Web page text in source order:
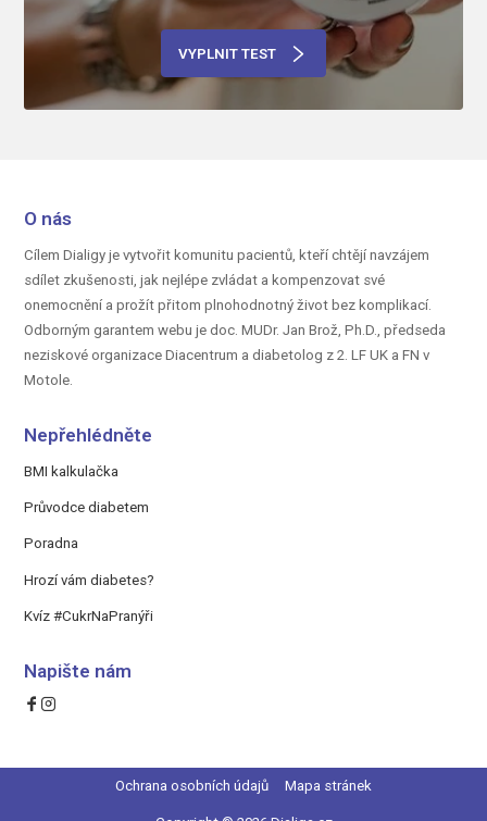
VYPLNIT TEST
O nás
Cílem Dialigy je vytvořit komunitu pacientů, kteří chtějí navzájem
sdílet zkušenosti, jak nejlépe zvládat a kompenzovat své
onemocnění a prožít přitom plnohodnotný život bez komplikací.
Odborným garantem webu je doc. MUDr. Jan Brož, Ph.D., předseda
neziskové organizace Diacentrum a diabetolog z 2. LF UK a FN v
Motole.
Nepřehlédněte
BMI kalkulačka
Průvodce diabetem
Poradna
Hrozí vám diabetes?
Kvíz #CukrNaPranýři
Napište nám
Ochrana osobních údajů Mapa stránek